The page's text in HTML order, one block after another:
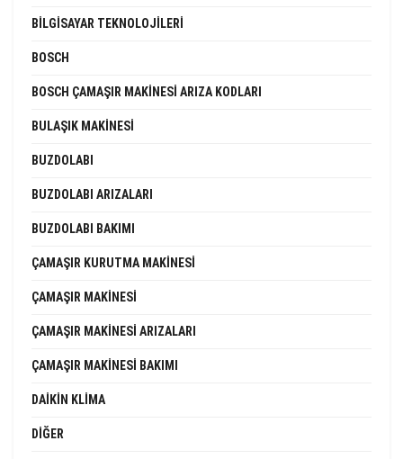
BILGISAYAR TEKNOLOJILERI
BOSCH
BOSCH ÇAMAŞIR MAKINESI ARIZA KODLARI
BULAŞIK MAKINESI
BUZDOLABI
BUZDOLABI ARIZALARI
BUZDOLABI BAKIMI
ÇAMAŞIR KURUTMA MAKINESI
ÇAMAŞIR MAKINESI
ÇAMAŞIR MAKINESI ARIZALARI
ÇAMAŞIR MAKINESI BAKIMI
DAIKIN KLIMA
DIĞER